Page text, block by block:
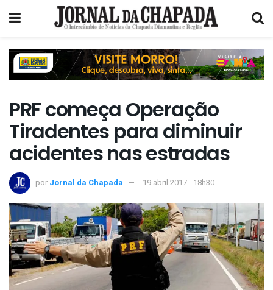
PRF começa Operação
Tiradentes para diminuir
acidentes nas estradas
por Jornal da Chapada 19 abril 2017 - 18h30